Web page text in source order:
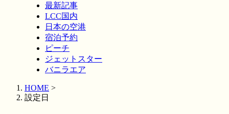
最新記事
LCC国内
日本の空港
宿泊予約
ピーチ
ジェットスター
バニラエア
HOME >
設定日